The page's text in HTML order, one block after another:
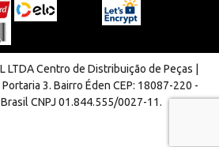
LTDA Centro de Distribuição de Peças |
3. Bairro Éden CEP: 18087-220 -
CNPJ 01.844.555/0027-11.